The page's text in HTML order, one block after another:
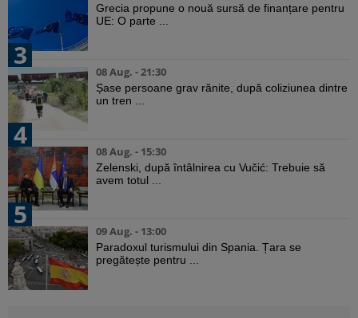
Grecia propune o nouă sursă de finanțare pentru
UE: O parte ...
3
08 Aug. - 21:30
Șase persoane grav rănite, după coliziunea dintre
un tren ...
4
08 Aug. - 15:30
Zelenski, după întâlnirea cu Vučić: Trebuie să
avem totul ...
5
09 Aug. - 13:00
Paradoxul turismului din Spania. Țara se
pregătește pentru ...